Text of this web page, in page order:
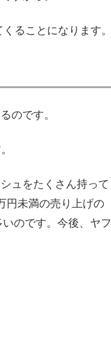
ることになります。
のです。
ュをたくさん持って
円未満の売り上げの
のです。今後、ヤフ